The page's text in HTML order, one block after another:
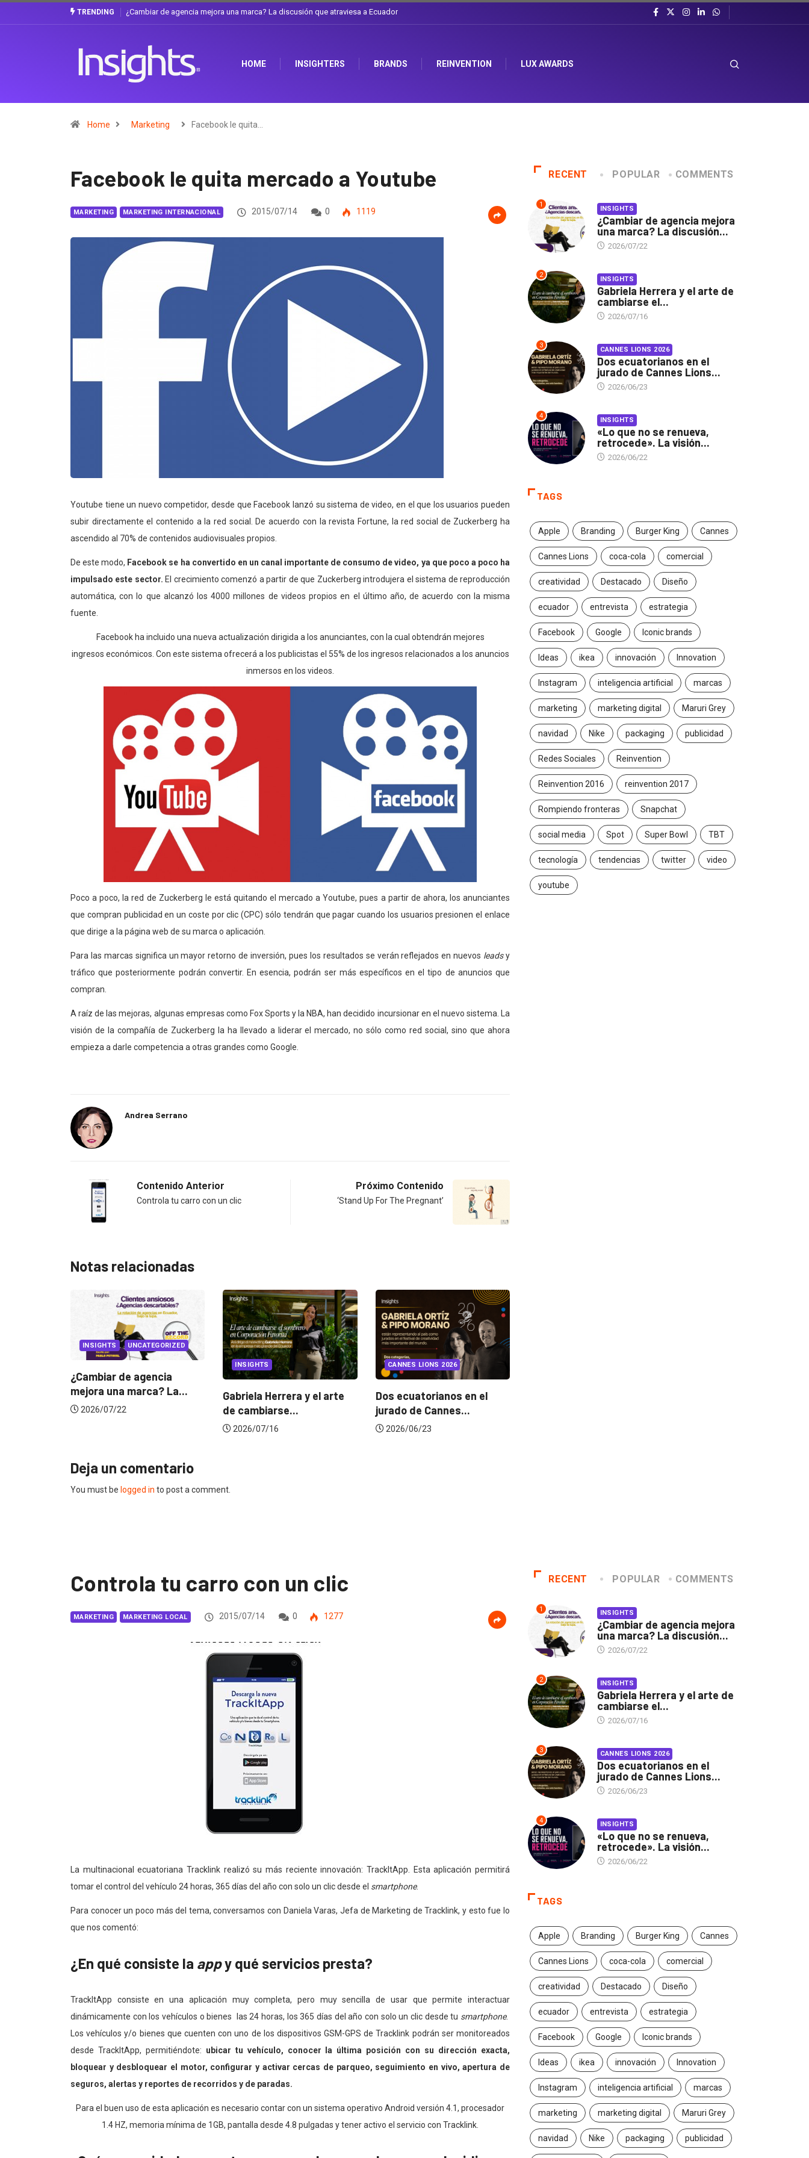
TRENDING Gabriela Herrera y el arte de cambiarse el sombrero en Corporación Favorita
HOME INSIGHTERS BRANDS REINVENTION LUX AWARDS
Home Marketing Facebook le quita…
Facebook le quita mercado a Youtube
MARKETING MARKETING INTERNACIONAL 2015/07/14 0 1119
Youtube tiene un nuevo competidor, desde que Facebook lanzó su sistema de video, en el que los usuarios pueden
subir directamente el contenido a la red social. De acuerdo con la revista Fortune, la red social de Zuckerberg ha
ascendido al 70% de contenidos audiovisuales propios.
De este modo, Facebook se ha convertido en un canal importante de consumo de video, ya que poco a poco ha
impulsado este sector. El crecimiento comenzó a partir de que Zuckerberg introdujera el sistema de reproducción
automática, con lo que alcanzó los 4000 millones de videos propios en el último año, de acuerdo con la misma
fuente.
Facebook ha incluido una nueva actualización dirigida a los anunciantes, con la cual obtendrán mejores
ingresos económicos. Con este sistema ofrecerá a los publicistas el 55% de los ingresos relacionados a los anuncios
inmersos en los videos.
Poco a poco, la red de Zuckerberg le está quitando el mercado a Youtube, pues a partir de ahora, los anunciantes
que compran publicidad en un coste por clic (CPC) sólo tendrán que pagar cuando los usuarios presionen el enlace
que dirige a la página web de su marca o aplicación.
Para las marcas significa un mayor retorno de inversión, pues los resultados se verán reflejados en nuevos leadsy
tráfico que posteriormente podrán convertir. En esencia, podrán ser más específicos en el tipo de anuncios que
compran.
A raíz de las mejoras, algunas empresas como Fox Sports y la NBA, han decidido incursionar en el nuevo sistema. La
visión de la compañía de Zuckerberg la ha llevado a liderar el mercado, no sólo como red social, sino que ahora
empieza a darle competencia a otras grandes como Google.
Andrea Serrano
Contenido Anterior
Controla tu carro con un clic
Próximo Contenido
‘Stand Up For The Pregnant’
Notas relacionadas
Gabriela Herrera y el arte
de cambiarse...
CANNES LIONS 2026
Dos ecuatorianos en el
jurado de Cannes...
2026/06/23
INSIGHTS UNCATEGORIZED
¿Cambiar de agencia
mejora una marca? La...
2026/07/22
Deja un comentario
You must be logged in to post a comment.
RECENT POPULAR COMMENTS
1 INSIGHTS
¿Cambiar de agencia mejora
una marca? La discusión...
2026/07/22
2 INSIGHTS
Gabriela Herrera y el arte de
cambiarse el...
2026/07/16
3 CANNES LIONS 2026
Dos ecuatorianos en el
jurado de Cannes Lions...
2026/06/23
4 INSIGHTS
«Lo que no se renueva,
retrocede». La visión...
2026/06/22
TAGS
Apple Branding Burger King Cannes
Cannes Lions coca-cola comercial
creatividad Destacado Diseño
ecuador entrevista estrategia
Facebook Google Iconic brands
Ideas ikea innovación Innovation
Instagram inteligencia artificial marcas
marketing marketing digital Maruri Grey
navidad Nike packaging publicidad
Redes Sociales Reinvention
Reinvention 2016 reinvention 2017
Rompiendo fronteras Snapchat
social media Spot Super Bowl TBT
tecnología tendencias twitter video
youtube
Controla tu carro con un clic
MARKETING MARKETING LOCAL 2015/07/14 0 1277
La multinacional ecuatoriana Tracklink realizó su más reciente innovación: TrackItApp. Esta aplicación permitirá
tomar el control del vehículo 24 horas, 365 días del año con solo un clic desde el smartphone.
Para conocer un poco más del tema, conversamos con Daniela Varas, Jefa de Marketing de Tracklink, y esto fue lo
que nos comentó:
¿En qué consiste la appy qué servicios presta?
TrackItApp consiste en una aplicación muy completa, pero muy sencilla de usar que permite interactuar
dinámicamente con los vehículos o bienes las 24 horas, los 365 días del año con solo un clic desde tu smartphone.
Los vehículos y/o bienes que cuenten con uno de los dispositivos GSM-GPS de Tracklink podrán ser monitoreados
desde TrackItApp, permitiéndote: ubicar tu vehículo, conocer la última posición con su dirección exacta,
bloquear y desbloquear el motor, configurar y activar cercas de parqueo, seguimiento en vivo, apertura de
seguros, alertas y reportes de recorridos y de paradas.
Para el buen uso de esta aplicación es necesario contar con un sistema operativo Android versión 4.1, procesador
1.4 HZ, memoria mínima de 1GB, pantalla desde 4.8 pulgadas y tener activo el servicio con Tracklink.
RECENT POPULAR COMMENTS
1 INSIGHTS
¿Cambiar de agencia mejora
una marca? La discusión...
2026/07/22
2 INSIGHTS
Gabriela Herrera y el arte de
cambiarse el...
2026/07/16
3 CANNES LIONS 2026
Dos ecuatorianos en el
jurado de Cannes Lions...
2026/06/23
4 INSIGHTS
«Lo que no se renueva,
retrocede». La visión...
2026/06/22
TAGS
Apple Branding Burger King Cannes
Cannes Lions coca-cola comercial
creatividad Destacado Diseño
ecuador entrevista estrategia
Facebook Google Iconic brands
Ideas ikea innovación Innovation
Instagram inteligencia artificial marcas
marketing marketing digital Maruri Grey
navidad Nike packaging publicidad